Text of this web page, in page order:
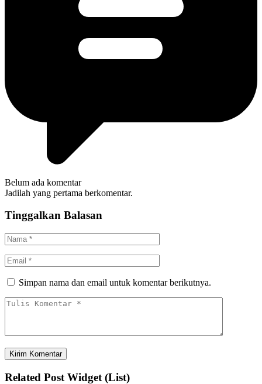
Belum ada komentar
Jadilah yang pertama berkomentar.
Tinggalkan Balasan
Simpan nama dan email untuk komentar berikutnya.
Related Post Widget (List)